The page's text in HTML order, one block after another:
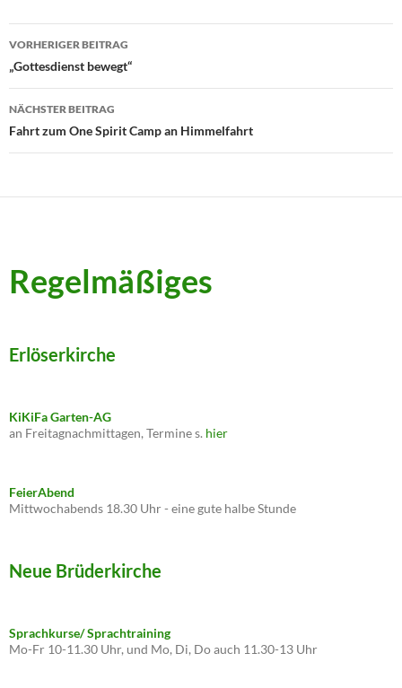
Beitragsnavigation
VORHERIGER BEITRAG
„Gottesdienst bewegt“
NÄCHSTER BEITRAG
Fahrt zum One Spirit Camp an Himmelfahrt
Regelmäßiges
Erlöserkirche
KiKiFa Garten-AG
an Freitagnachmittagen, Termine s. hier
FeierAbend
Mittwochabends 18.30 Uhr - eine gute halbe Stunde
Neue Brüderkirche
Sprachkurse/ Sprachtraining
Mo-Fr 10-11.30 Uhr, und Mo, Di, Do auch 11.30-13 Uhr